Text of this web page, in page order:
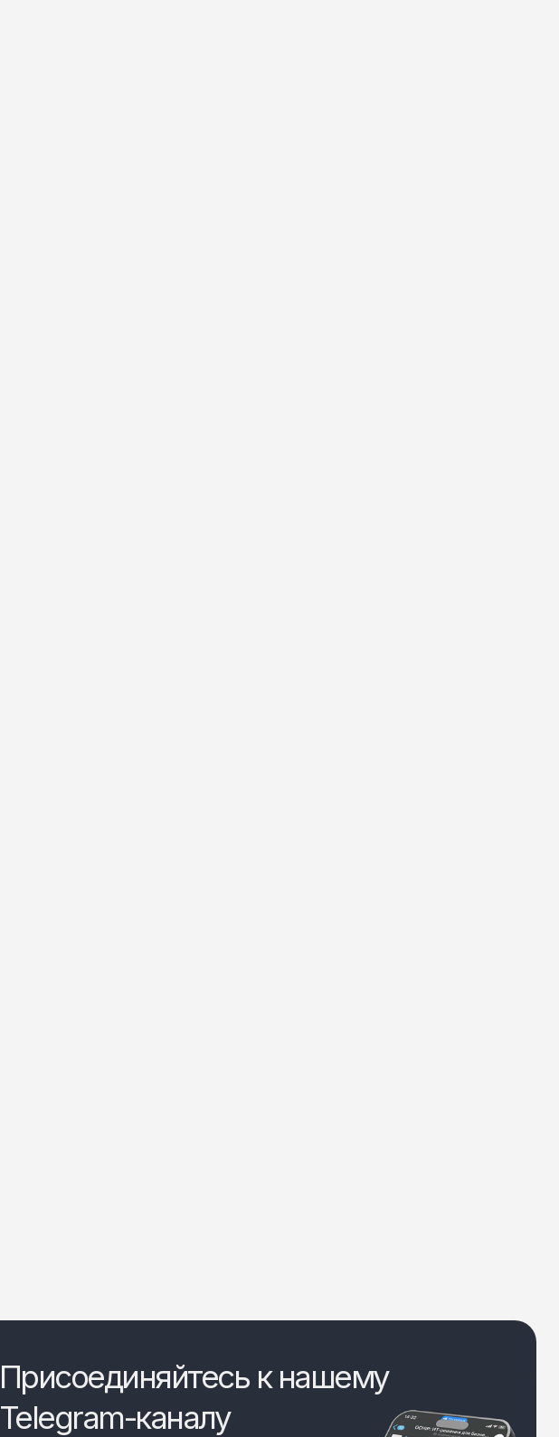
Присоединяйтесь к нашему
Telegram-каналу